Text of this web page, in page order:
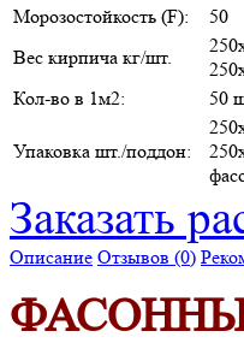
Морозостойкость (F):
50
Вес кирпича кг/шт.
Кол-во в 1м2:
50
Упаковка шт./поддон:
Заказать
Описание Отзывов (0)